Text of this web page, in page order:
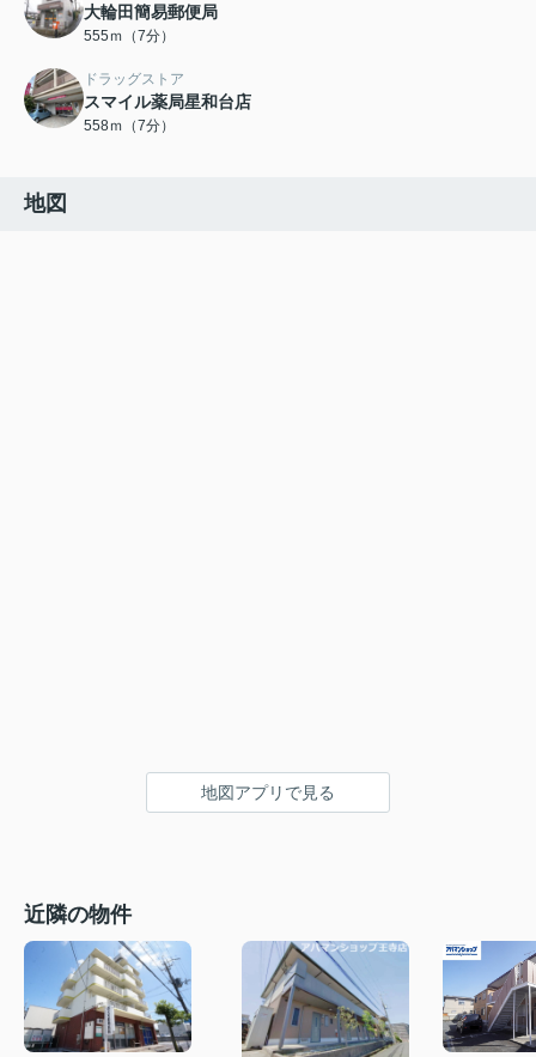
大輪田簡易郵便局
555ｍ（7分）
ドラッグストア
スマイル薬局星和台店
558ｍ（7分）
地図
地図アプリで見る
近隣の物件